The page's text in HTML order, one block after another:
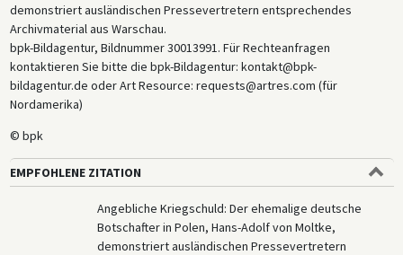
demonstriert ausländischen Pressevertretern entsprechendes
Archivmaterial aus Warschau.
bpk-Bildagentur, Bildnummer 30013991. Für Rechteanfragen
kontaktieren Sie bitte die bpk-Bildagentur: kontakt@bpk-
bildagentur.de oder Art Resource: requests@artres.com (für
Nordamerika)
© bpk
EMPFOHLENE ZITATION
Angebliche Kriegschuld: Der ehemalige deutsche
Botschafter in Polen, Hans-Adolf von Moltke,
demonstriert ausländischen Pressevertretern